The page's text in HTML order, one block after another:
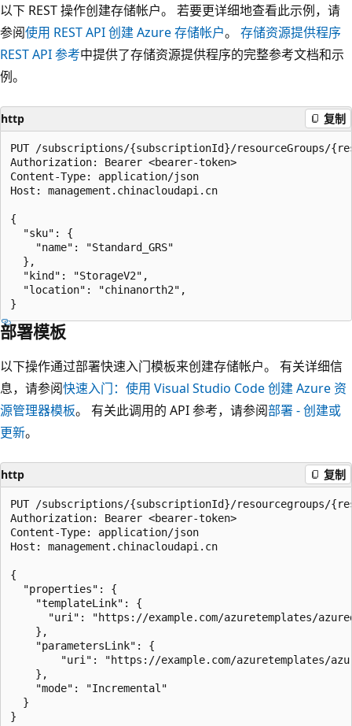
以下 REST 操作创建存储帐户。 若要更详细地查看此示例，请
参阅使用 REST API 创建 Azure 存储帐户。 存储资源提供程序
REST API 参考中提供了存储资源提供程序的完整参考文档和示
例。
http 复制
PUT /subscriptions/{subscriptionId}/resourceGroups/
Authorization: Bearer <bearer-token>
Content-Type: application/json
Host: management.chinacloudapi.cn
{
  "sku": {
    "name": "Standard_GRS"
  },
  "kind": "StorageV2",
  "location": "chinanorth2",
部署模板
以下操作通过部署快速入门模板来创建存储帐户。 有关详细信
息，请参阅快速入门：使用 Visual Studio Code 创建 Azure 资
源管理器模板。 有关此调用的 API 参考，请参阅部署 - 创建或
更新。
http 复制
PUT /subscriptions/{subscriptionId}/resourcegroups/
Authorization: Bearer <bearer-token>
Content-Type: application/json
Host: management.chinacloudapi.cn
{
  "properties": {
    "templateLink": {
"uri": "https://example.com/azuretemplates/
    },
    "parametersLink": {
"uri": "https://example.com/azuretemplates/
    },
    "mode": "Incremental"
  }